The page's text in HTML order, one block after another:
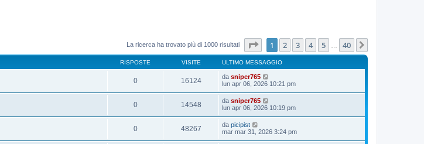
La ricerca ha trovato più di 1000 risultati Pagina1 di
1 2 3 4 5 40
RISPOSTE VISITE ULTIMO MESSAGGIO
0 16124 da sniper765
lun apr 06, 2026 10:21 pm
0 14548 da sniper765
lun apr 06, 2026 10:19 pm
0 48267 da picipist
mar mar 31, 2026 3:24 pm